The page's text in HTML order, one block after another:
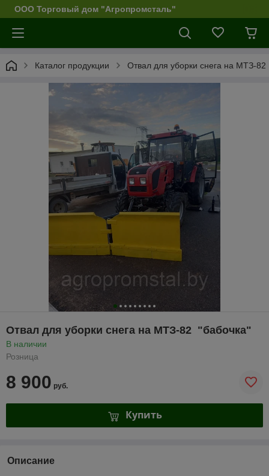
ООО Торговый дом "Агропромсталь"
Каталог продукции Отвал для уборки снега на МТЗ-82
Отвал для уборки снега на МТЗ-82 "бабочка"
В наличии
Розница
8 900 руб.
Купить
Описание